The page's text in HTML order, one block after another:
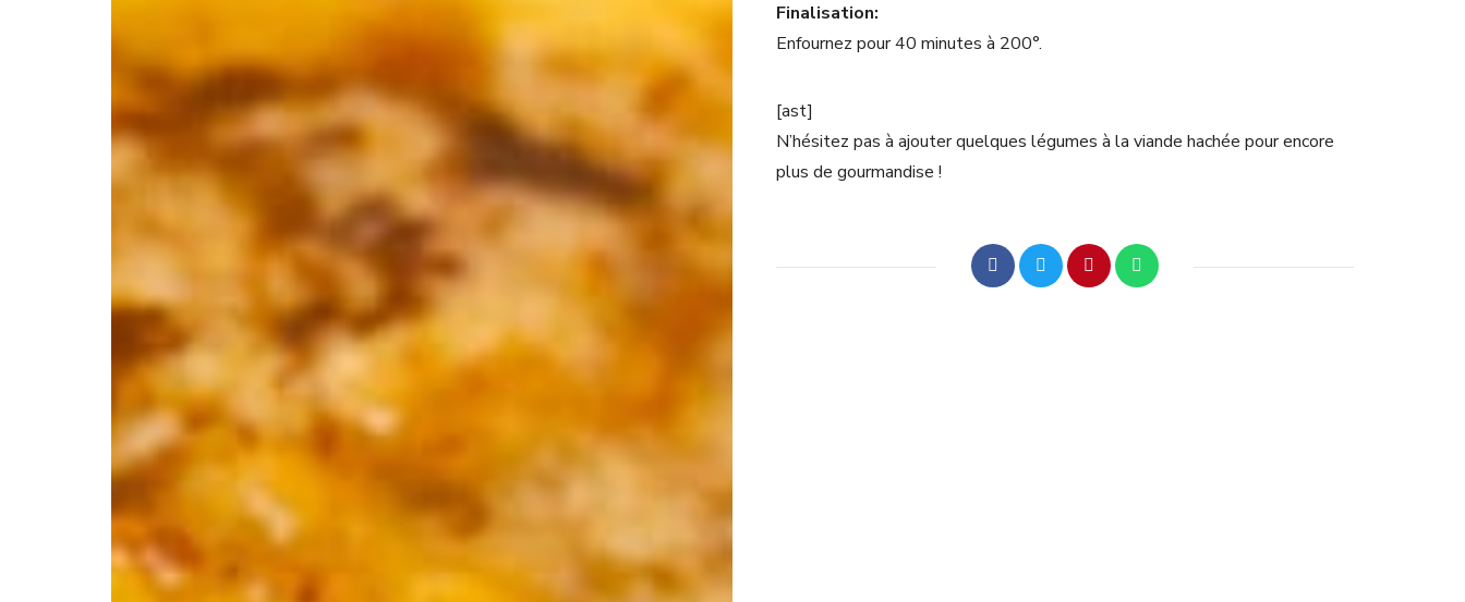
Finalisation:
Enfournez pour 40 minutes à 200°.
[ast]
N’hésitez pas à ajouter quelques légumes à la viande hachée pour encore
plus de gourmandise !